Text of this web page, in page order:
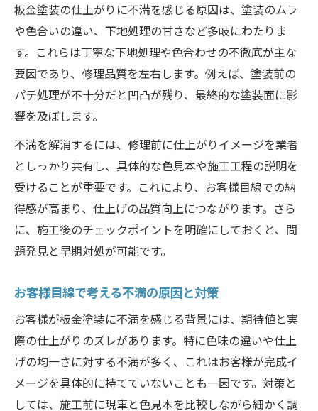
板金塗装の仕上がりに不満を感じる原因は、塗装のムラ
や色合いの違い、下地処理の甘さなど多岐にわたりま
す。これらは丁寧な下地処理や色合わせの不徹底が主な
要因であり、修理品質を左右します。例えば、塗装前の
パテ処理が不十分だと凹凸が残り、最終的な塗装面に影
響を及ぼします。
不満を解消するには、修理前に仕上がりイメージを業者
としっかり共有し、具体的な色見本や施工工程の説明を
受けることが重要です。これにより、お客様目線での納
得感が高まり、仕上げの品質向上につながります。さら
に、施工後のチェックポイントを明確にしておくと、問
題発見と早期対処が可能です。
お客様目線で考える不満の原因と対策
お客様が板金塗装に不満を感じる背景には、期待値と実
際の仕上がりのズレがあります。特に色味の違いや仕上
げの均一さに対する不満が多く、これはお客様が完成イ
メージを具体的に持てていないことも一因です。対策と
しては、施工前に現車と色見本を比較しながら細かく調